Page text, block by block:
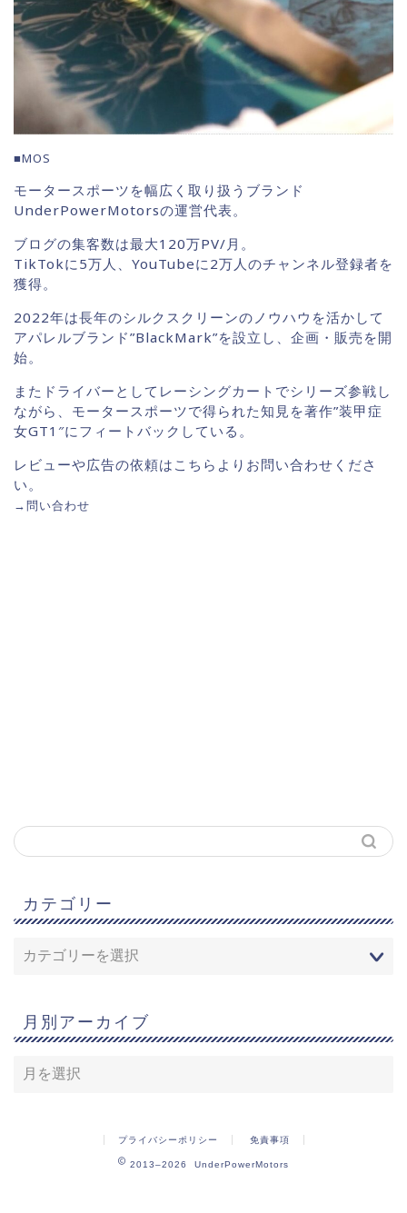
■MOS
モータースポーツを幅広く取り扱うブランド
UnderPowerMotorsの運営代表。
ブログの集客数は最大120万PV/月。
TikTokに5万人、YouTubeに2万人のチャンネル登録者を
獲得。
2022年は長年のシルクスクリーンのノウハウを活かして
アパレルブランド”BlackMark”を設立し、企画・販売を開
始。
またドライバーとしてレーシングカートでシリーズ参戦し
ながら、モータースポーツで得られた知見を著作”装甲症
女GT1″にフィートバックしている。
レビューや広告の依頼はこちらよりお問い合わせくださ
い。
→問い合わせ
カテゴリー
月別アーカイブ
プライバシーポリシー 免責事項
2013–2026 UnderPowerMotors